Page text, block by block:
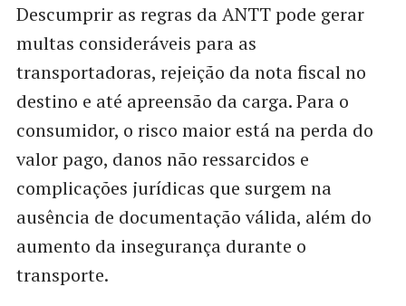
Descumprir as regras da ANTT pode gerar
multas consideráveis para as
transportadoras, rejeição da nota fiscal no
destino e até apreensão da carga. Para o
consumidor, o risco maior está na perda do
valor pago, danos não ressarcidos e
complicações jurídicas que surgem na
ausência de documentação válida, além do
aumento da insegurança durante o
transporte.